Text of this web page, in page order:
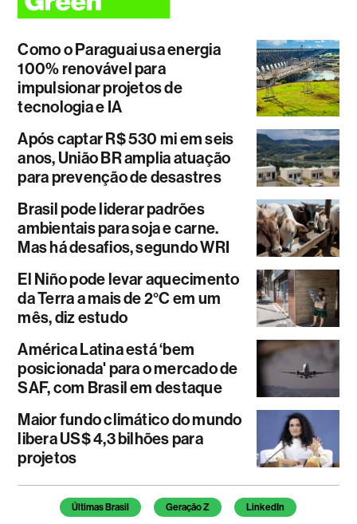
Como o Paraguai usa energia
100% renovável para
impulsionar projetos de
tecnologia e IA
Após captar R$ 530 mi em seis
anos, União BR amplia atuação
para prevenção de desastres
Brasil pode liderar padrões
ambientais para soja e carne.
Mas há desafios, segundo WRI
El Niño pode levar aquecimento
da Terra a mais de 2°C em um
mês, diz estudo
América Latina está ‘bem
posicionada' para o mercado de
SAF, com Brasil em destaque
Maior fundo climático do mundo
libera US$ 4,3 bilhões para
projetos
Temas deste artigo
Últimas Brasil Geração Z LinkedIn